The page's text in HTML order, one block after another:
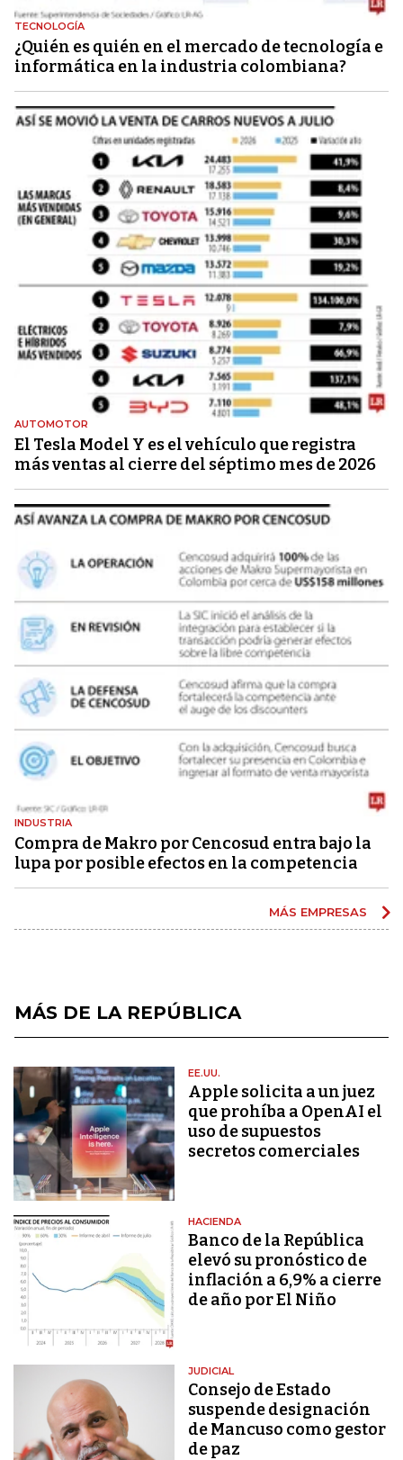
TECNOLOGÍA
¿Quién es quién en el mercado de tecnología e
informática en la industria colombiana?
AUTOMOTOR
El Tesla Model Y es el vehículo que registra
más ventas al cierre del séptimo mes de 2026
INDUSTRIA
Compra de Makro por Cencosud entra bajo la
lupa por posible efectos en la competencia
MÁS EMPRESAS
MÁS DE LA REPÚBLICA
EE.UU.
Apple solicita a un juez
que prohíba a OpenAI el
uso de supuestos
secretos comerciales
HACIENDA
Banco de la República
elevó su pronóstico de
inflación a 6,9% a cierre
de año por El Niño
JUDICIAL
Consejo de Estado
suspende designación
de Mancuso como gestor
de paz